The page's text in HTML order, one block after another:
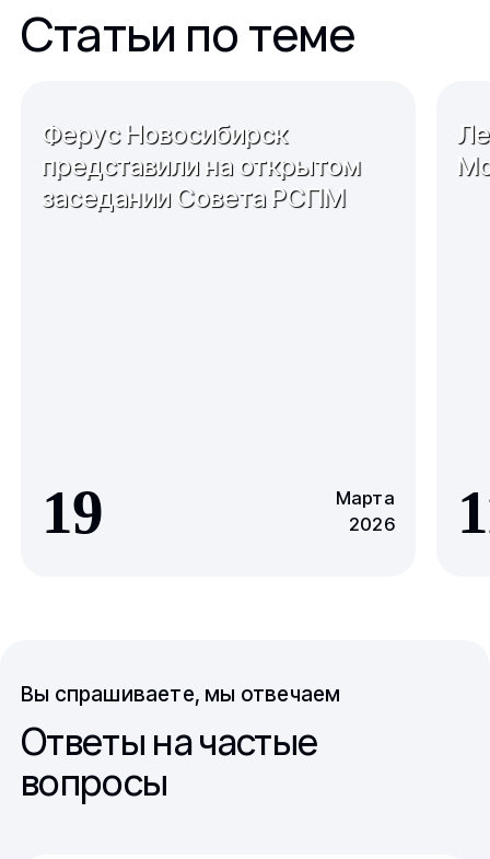
Статьи по теме
Ферус Новосибирск
представили на открытом
заседании Совета РСПМ
19
Марта
2026
Вы спрашиваете, мы отвечаем
Ответы на частые
вопросы